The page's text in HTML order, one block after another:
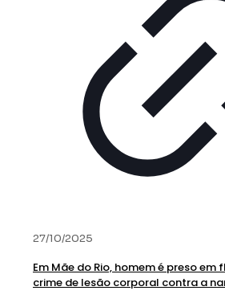
27/10/2025
Em Mãe do Rio, homem é preso
crime de lesão corporal contra a